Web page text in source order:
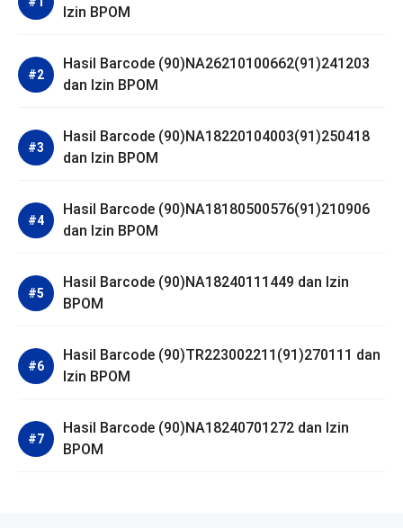
Izin BPOM
Hasil Barcode (90)NA26210100662(91)241203
dan Izin BPOM
Hasil Barcode (90)NA18220104003(91)250418
dan Izin BPOM
Hasil Barcode (90)NA18180500576(91)210906
dan Izin BPOM
Hasil Barcode (90)NA18240111449 dan Izin
BPOM
Hasil Barcode (90)TR223002211(91)270111 dan
Izin BPOM
Hasil Barcode (90)NA18240701272 dan Izin
BPOM